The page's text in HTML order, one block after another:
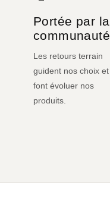
Portée par la
communauté
Les retours terrain
guident nos choix et
font évoluer nos
produits.